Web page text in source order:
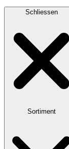
Schliessen
Sortiment